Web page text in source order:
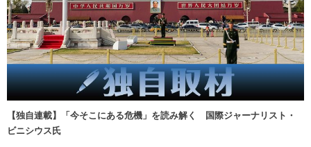
【独自連載】「今そこにある危機」を読み解く 国際ジャーナリスト・
ビニシウス氏